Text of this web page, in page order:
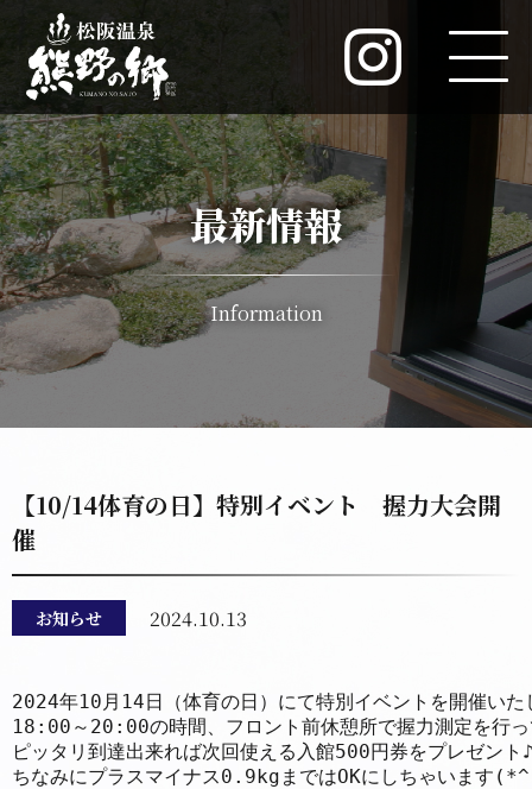
最新情報
Information
【10/14体育の日】特別イベント 握力大会開
催
お知らせ 2024.10.13
2024年10月14日（体育の日）にて特別イベントを開催
18:00～20:00の時間、フロント前休憩所で握力測定を行
ピッタリ到達出来れば次回使える入館500円券をプレゼント
ちなみにプラスマイナス0.9kgまではOKにしちゃいます